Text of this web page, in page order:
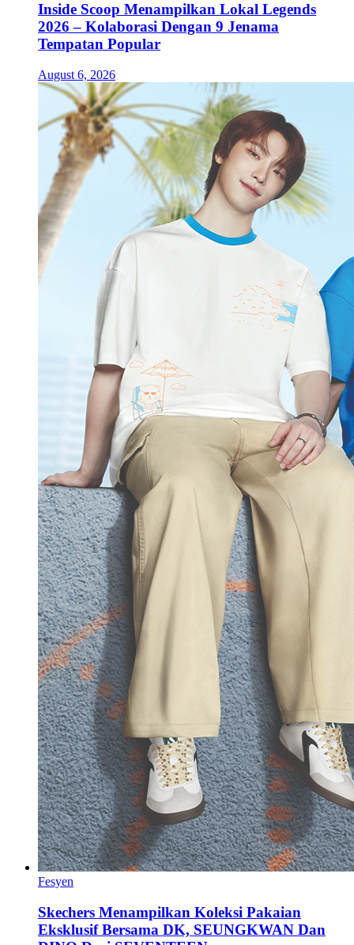
Inside Scoop Menampilkan Lokal Legends
2026 – Kolaborasi Dengan 9 Jenama
Tempatan Popular
August 6, 2026
Fesyen
Skechers Menampilkan Koleksi Pakaian
Eksklusif Bersama DK, SEUNGKWAN Dan